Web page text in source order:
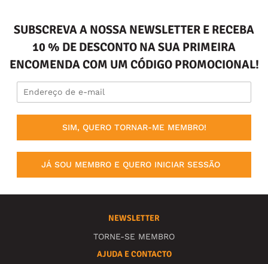
SUBSCREVA A NOSSA NEWSLETTER E RECEBA
10 % DE DESCONTO NA SUA PRIMEIRA
ENCOMENDA COM UM CÓDIGO PROMOCIONAL!
SIM, QUERO TORNAR-ME MEMBRO!
JÁ SOU MEMBRO E QUERO INICIAR SESSÃO
NEWSLETTER
TORNE-SE MEMBRO
AJUDA E CONTACTO